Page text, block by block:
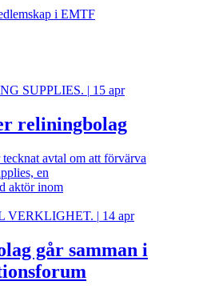
i EMTF
SUPPLIES. | 15 apr
reliningbolag
avtal om att förvärva
en
aktör inom
VERKLIGHET. | 14 apr
går samman i